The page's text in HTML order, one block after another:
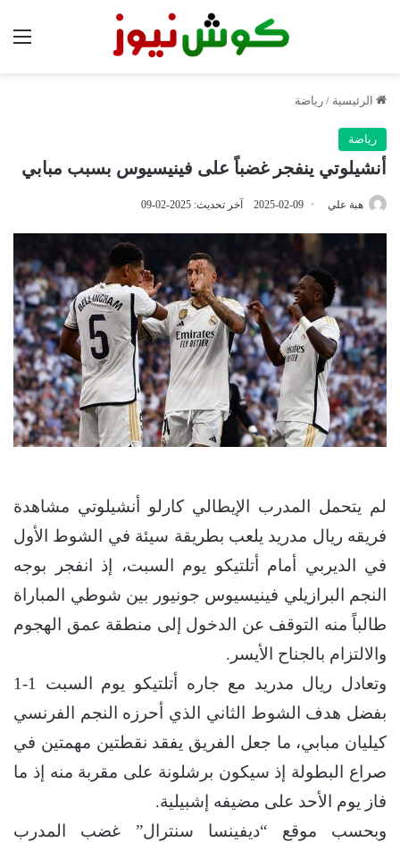
الرئيسية / رياضة
رياضة
أنشيلوتي ينفجر غضباً على فينيسيوس بسبب مبابي
هبة علي 2025-02-09 آخر تحديث: 2025-02-09
لم يتحمل المدرب الإيطالي كارلو أنشيلوتي مشاهدة
فريقه ريال مدريد يلعب بطريقة سيئة في الشوط الأول
في الديربي أمام أتلتيكو يوم السبت، إذ انفجر بوجه
النجم البرازيلي فينيسيوس جونيور بين شوطي المباراة
طالباً منه التوقف عن الدخول إلى منطقة عمق الهجوم
والالتزام بالجناح الأيسر.
وتعادل ريال مدريد مع جاره أتلتيكو يوم السبت 1-1
بفضل هدف الشوط الثاني الذي أحرزه النجم الفرنسي
كيليان مبابي، ما جعل الفريق يفقد نقطتين مهمتين في
صراع البطولة إذ سيكون برشلونة على مقربة منه إذ ما
فاز يوم الأحد على مضيفه إشبيلية.
وبحسب موقع “ديفينسا سنترال” غضب المدرب